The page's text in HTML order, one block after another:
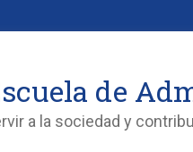
de
a la sociedad y